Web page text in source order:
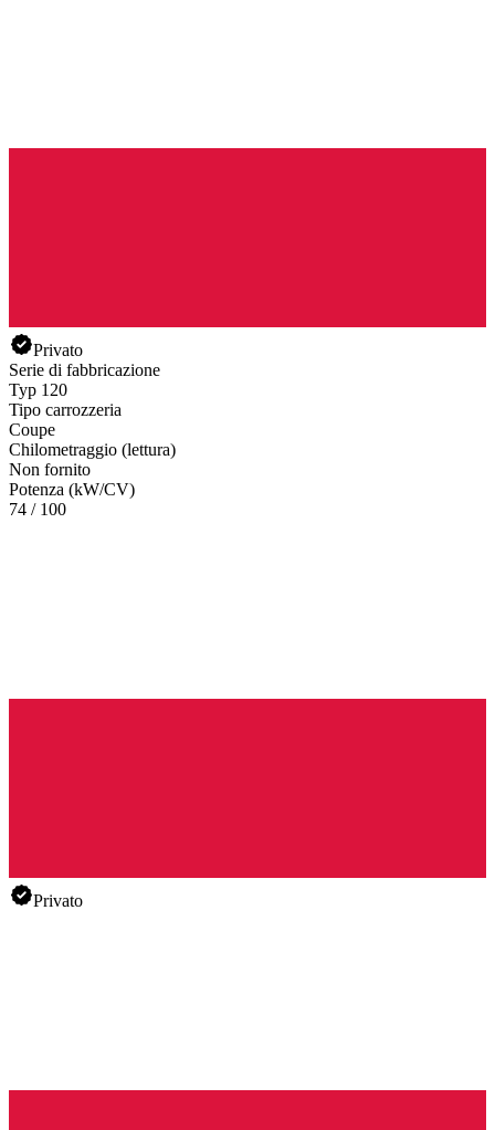
Privato
Serie di fabbricazione
Typ 120
Tipo carrozzeria
Coupe
Chilometraggio (lettura)
Non fornito
Potenza (kW/CV)
74 / 100
Privato